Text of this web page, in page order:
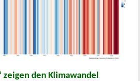
zeigen den Klimawandel